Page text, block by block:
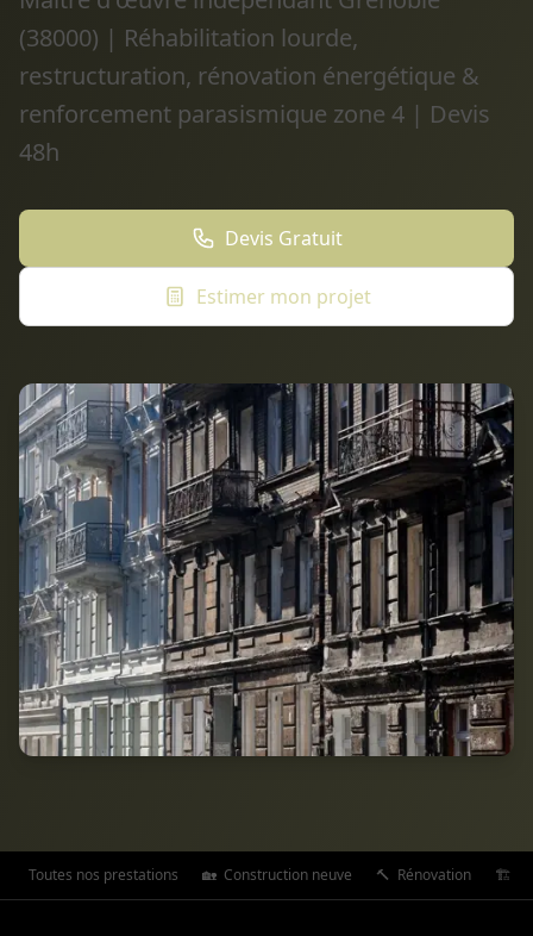
(38000) | Réhabilitation lourde,
restructuration, rénovation énergétique &
renforcement parasismique zone 4 | Devis
48h
Devis Gratuit
Estimer mon projet
Toutes nos prestations 🏡 Construction neuve 🔨 Rénovation 🏗️